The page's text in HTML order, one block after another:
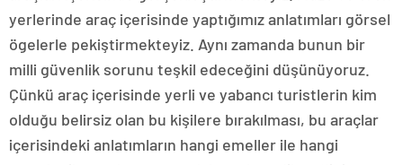
yerlerinde araç içerisinde yaptığımız anlatımları görsel
ögelerle pekiştirmekteyiz. Aynı zamanda bunun bir
milli güvenlik sorunu teşkil edeceğini düşünüyoruz.
Çünkü araç içerisinde yerli ve yabancı turistlerin kim
olduğu belirsiz olan bu kişilere bırakılması, bu araçlar
içerisindeki anlatımların hangi emeller ile hangi